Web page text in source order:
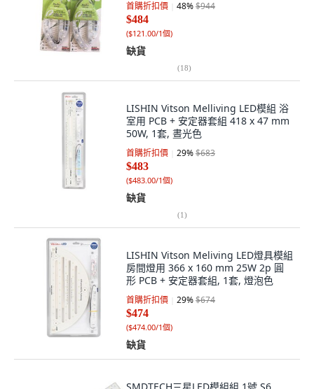
首購折扣價 48%$944
$484
($121.00/1個)
缺貨
(18)
LISHIN Vitson Melliving LED模組 浴
室用 PCB + 安定器套組 418 x 47 mm
50W, 1套, 晝光色
首購折扣價 29%$683
$483
($483.00/1個)
缺貨
(1)
LISHIN Vitson Meliving LED燈具模組
房間燈用 366 x 160 mm 25W 2p 圓
形 PCB + 安定器套組, 1套, 燈泡色
首購折扣價 29%$674
$474
($474.00/1個)
缺貨